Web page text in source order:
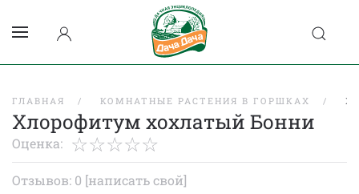
ГЛАВНАЯ КОМНАТНЫЕ РАСТЕНИЯ В ГОРШКАХ
Хлорофитум хохлатый Бонни
Оценка:
Отзывов: 0 [написать свой]